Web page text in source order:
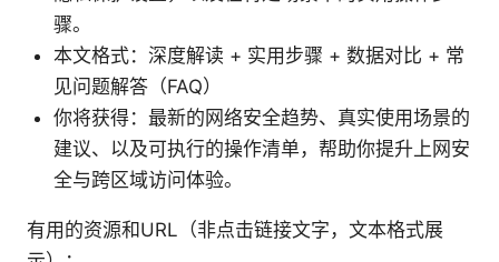
骤。
本文格式：深度解读 + 实用步骤 + 数据对比 + 常
见问题解答（FAQ）
你将获得：最新的网络安全趋势、真实使用场景的
建议、以及可执行的操作清单，帮助你提升上网安
全与跨区域访问体验。
有用的资源和URL（非点击链接文字，文本格式展